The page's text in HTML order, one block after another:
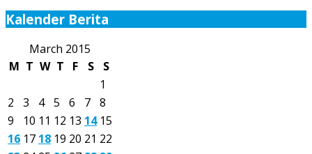
Kalender Berita
March 2015
M T W T F S
S
1
2
3 4 5 6 7 8
9
10 11 12 13 14 15
16 17 18 19 20 21 22